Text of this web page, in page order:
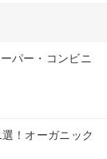
パー・コンビニ
！オーガニック